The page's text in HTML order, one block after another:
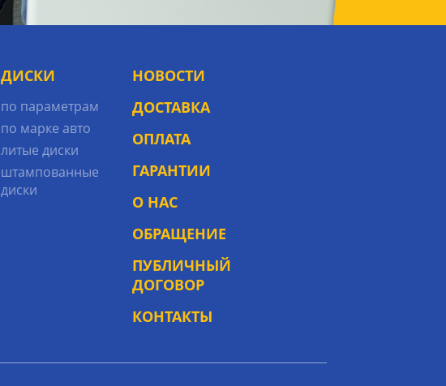
ДИСКИ
по параметрам
по марке авто
литые диски
штампованные
диски
НОВОСТИ
ДОСТАВКА
ОПЛАТА
ГАРАНТИИ
О НАС
ОБРАЩЕНИЕ
ПУБЛИЧНЫЙ
ДОГОВОР
КОНТАКТЫ